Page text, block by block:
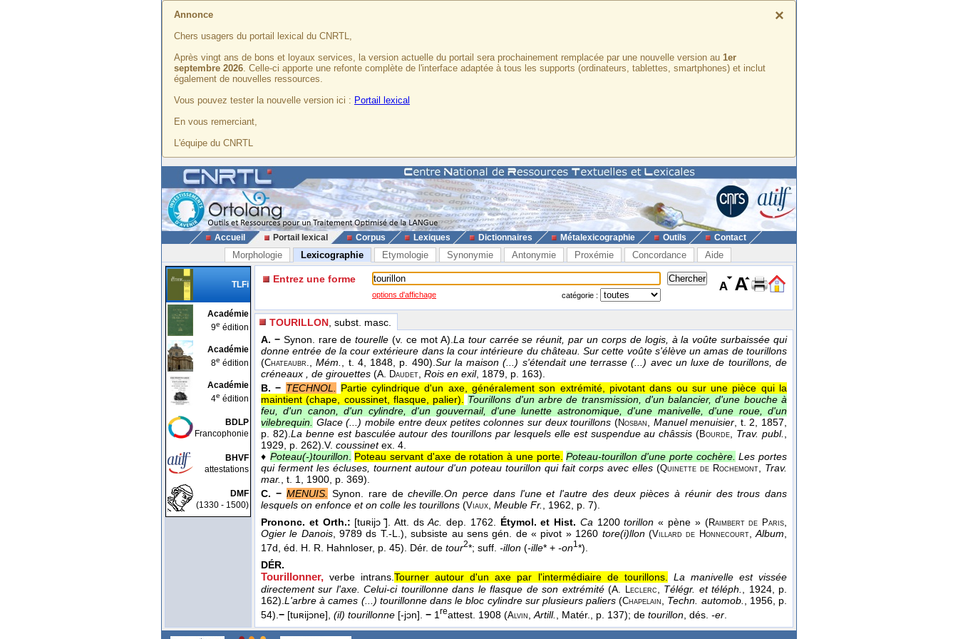
×
Annonce
Chers usagers du portail lexical du CNRTL,
Après vingt ans de bons et loyaux services, la version actuelle du portail sera prochainement remplacée par une nouvelle version au 1er
septembre 2026. Celle-ci apporte une refonte complète de l'interface adaptée à tous les supports (ordinateurs, tablettes, smartphones) et inclut
également de nouvelles ressources.
Vous pouvez tester la nouvelle version ici : Portail lexical
En vous remerciant,
L'équipe du CNRTL
Accueil Portail lexical Corpus Lexiques Dictionnaires Métalexicographie Outils Contact
Morphologie Lexicographie Etymologie Synonymie Antonymie Proxémie Concordance Aide
TLFi
Académie
9e édition
Académie
8e édition
Académie
4e édition
BDLP
Francophonie
BHVF
attestations
DMF
(1330 - 1500)
Entrez une forme
options d'affichage catégorie :
TOURILLON , subst. masc.
A. − Synon. rare detourelle (v. ce mot A).La tour carrée se réunit, par un corps de logis, à la voûte surbaissée qui
donne entrée de la cour extérieure dans la cour intérieure du château. Sur cette voûte s'élève un amas de tourillons
(Chateaubr.,Mém., t. 4, 1848, p. 490).Sur la maison (...) s'étendait une terrasse (...) avec un luxe de tourillons, de
créneaux , de girouettes (A. Daudet, Rois en exil, 1879, p. 163).
B. − TECHNOL. Partie cylindrique d'un axe, généralement son extrémité, pivotant dans ou sur une pièce qui la
maintient (chape, coussinet, flasque, palier). Tourillons d'un arbre de transmission, d'un balancier, d'une bouche à
feu, d'un canon, d'un cylindre, d'un gouvernail, d'une lunette astronomique, d'une manivelle, d'une roue, d'un
vilebrequin. Glace (...) mobile entre deux petites colonnes sur deux tourillons (Nosban, Manuel menuisier, t. 2, 1857,
p. 82).La benne est basculée autour des tourillons par lesquels elle est suspendue au châssis (Bourde, Trav. publ.,
1929, p. 262).V. coussinetex. 4.
♦ Poteau(-)tourillon. Poteau servant d'axe de rotation à une porte. Poteau-tourillon d'une porte cochère. Les portes
qui ferment les écluses, tournent autour d'un poteau tourillon qui fait corps avec elles (Quinette de Rochemont, Trav.
mar., t. 1, 1900, p. 369).
C. − MENUIS. Synon. rare decheville.On perce dans l'une et l'autre des deux pièces à réunir des trous dans
lesquels on enfonce et on colle les tourillons (Viaux, Meuble Fr., 1962, p. 7).
Prononc. et Orth.: [tuʀijɔ ̃]. Att. dsAc. dep. 1762. Étymol. et Hist. Ca1200torillon « pène » (Raimbert de Paris,
Ogier le Danois, 9789 ds T.-L.), subsiste au sens gén. de « pivot » 1260 tore(i)llon(Villard de Honnecourt,Album,
17d, éd. H. R. Hahnloser, p. 45). Dér. de tour2*; suff. -illon (-ille* + -on1 *).
DÉR.
Tourillonner, verbe intrans.Tourner autour d'un axe par l'intermédiaire de tourillons.
La manivelle est vissée
directement sur l'axe. Celui-ci tourillonne dans le flasque de son extrémité(A. Leclerc Télégr. et téléph. , 1924, p.
162). L'arbre à cames (...) tourillonne dans le bloc cylindre sur plusieurs paliers (Chapelain Techn. automob. , 1956, p.
54). − [tuʀijɔne], (il) tourillonne [-jɔn]. − 1 reattest. 1908 (Alvin Artill. , Matér., p. 137); de tourillon , dés. -er